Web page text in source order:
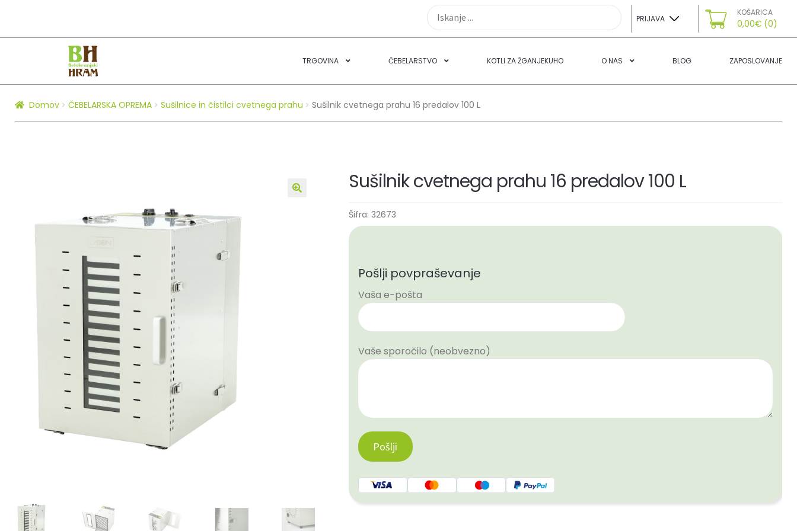
navigation
content
PRIJAVA
KOŠARICA
0,00€ (0)
TRGOVINA ČEBELARSTVO KOTLI ZA ŽGANJEKUHO O NAS BLOG ZAPOSLOVANJE
Domov ČEBELARSKA OPREMA Sušilnice in čistilci cvetnega prahu Sušilnik cvetnega prahu 16 predalov 100 L
Sušilnik cvetnega prahu 16 predalov 100 L
Šifra: 32673
Pošlji povpraševanje
Vaša e-pošta
Vaše sporočilo (neobvezno)